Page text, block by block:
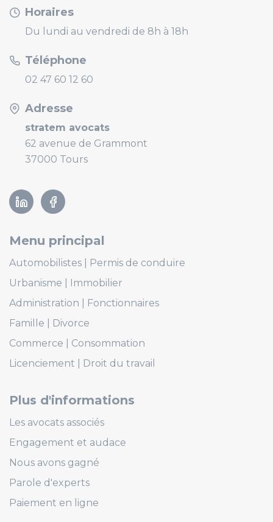
Horaires
Du lundi au vendredi de 8h à 18h
Téléphone
02 47 60 12 60
Adresse
stratem avocats
62 avenue de Grammont
37000 Tours
LinkedinFacebook
Menu principal
Automobilistes
Permis de conduire
Urbanisme
Immobilier
Administration
Fonctionnaires
Famille
Divorce
Commerce
Consommation
Licenciement
Droit du travail
Plus d'informations
Les avocats associés
Engagement et audace
Nous avons gagné
Parole d'experts
Paiement en ligne